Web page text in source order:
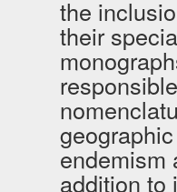
the
their
endemism
addition to